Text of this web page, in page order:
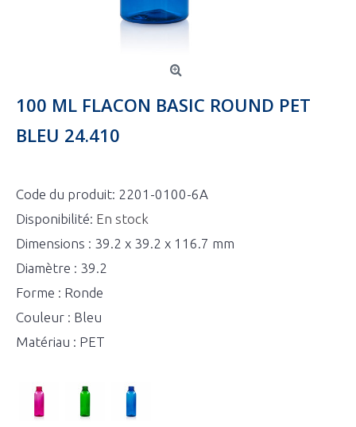
100 ML FLACON BASIC ROUND PET
BLEU 24.410
Code du produit: 2201-0100-6A
Disponibilité: En stock
Dimensions : 39.2 x 39.2 x 116.7 mm
Diamètre : 39.2
Forme : Ronde
Couleur : Bleu
Matériau : PET